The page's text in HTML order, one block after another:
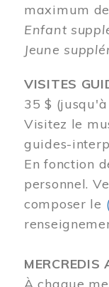
maximum
Enfant
Jeune
VISITES
35 $
Visitez le
guides-
En fonction
personnel.
composer le
MERCREDIS